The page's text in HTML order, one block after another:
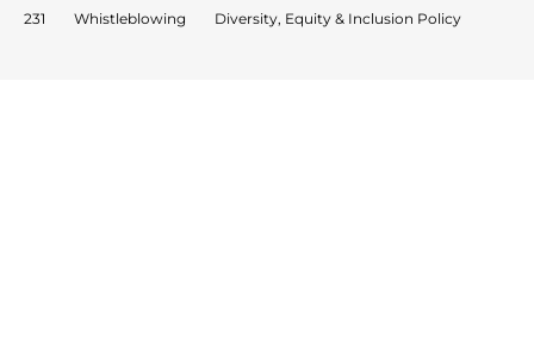
231
Whistleblowing Diversity, Equity & Inclusion Policy